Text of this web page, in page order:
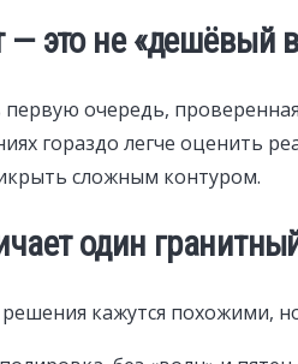
— это не «дешёвый
очередь,
гораздо легче оценить
сложным контуром.
один
кажутся похожими,